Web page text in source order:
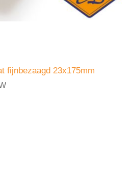
fijnbezaagd 23x175mm